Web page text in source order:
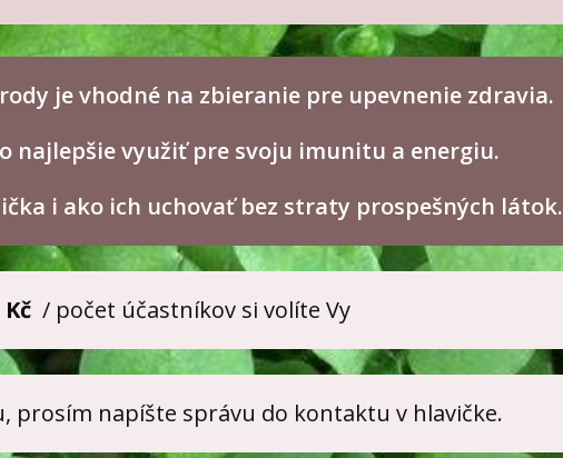
je vhodné na zbieranie pre upevnenie zdravia.
najlepšie využiť pre svoju imunitu a energiu.
i ako ich uchovať bez straty prospešných látok.
Kč / počet účastníkov si volíte Vy
prosím napíšte správu do kontaktu v hlavičke.